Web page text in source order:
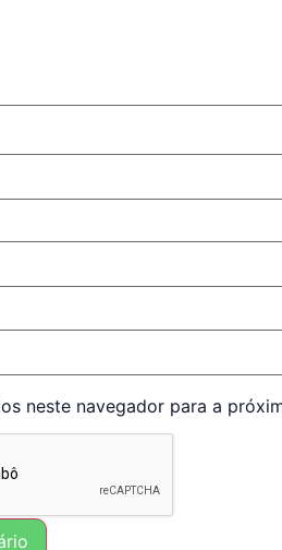
neste navegador para a